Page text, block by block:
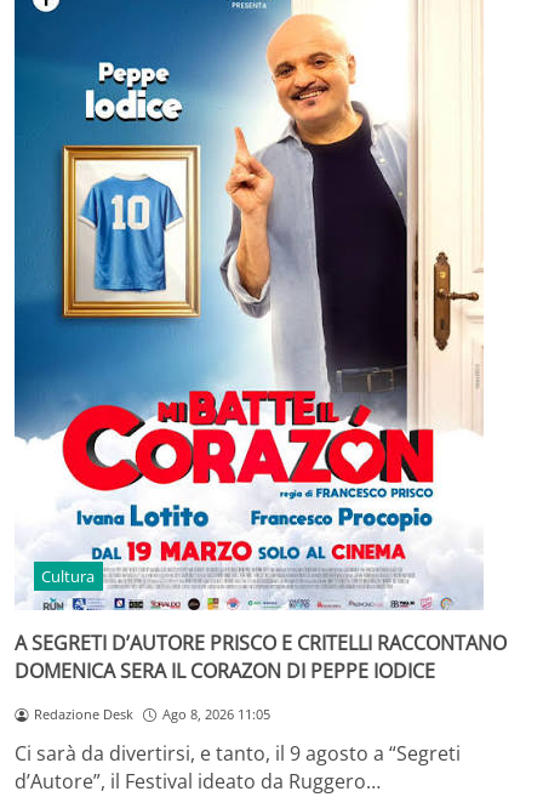
Cultura
A SEGRETI D’AUTORE PRISCO E CRITELLI RACCONTANO
DOMENICA SERA IL CORAZON DI PEPPE IODICE
Redazione Desk Ago 8, 2026 11:05
Ci sarà da divertirsi, e tanto, il 9 agosto a “Segreti
d’Autore”, il Festival ideato da Ruggero…